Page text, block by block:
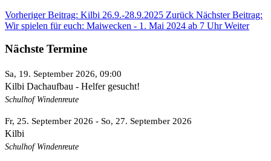
Vorheriger Beitrag: Kilbi 26.9.-28.9.2025 Zurück Nächster Beitrag:
Wir spielen für euch: Maiwecken - 1. Mai 2024 ab 7 UhrWeiter
Nächste Termine
Sa, 19. September 2026, 09:00
Kilbi Dachaufbau - Helfer gesucht!
Schulhof Windenreute
Fr, 25. September 2026 - So, 27. September 2026
Kilbi
Schulhof Windenreute